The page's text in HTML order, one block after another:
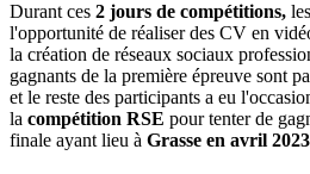
Durant ces 2 jours de compétitions,
l'opportunité de réaliser des CV en
la création de réseaux sociaux
gagnants de la première épreuve sont
et le reste des participants a eu
la compétition RSE pour tenter de
finale ayant lieu à Grasse en avril 2023